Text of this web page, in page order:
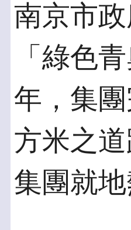
南京市
「綠色
年，集
方米之
集團就